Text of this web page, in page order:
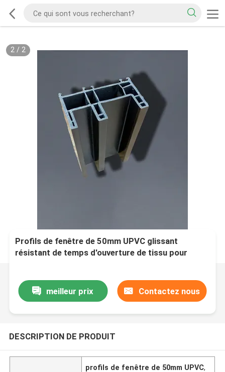
2/ 2
Profils de fenêtre de 50mm UPVC glissant
résistant de temps d'ouverture de tissu pour
meilleur prix Contactez nous
DESCRIPTION DE PRODUIT
profils de fenêtre de 50mm UPVC,